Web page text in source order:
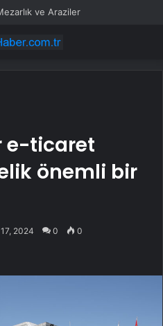
ve Araziler
e-ticaret
önemli bir
2024 0 0